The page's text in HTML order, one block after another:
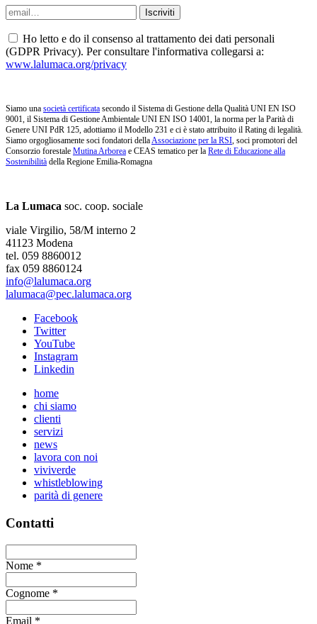
Ho letto e do il consenso al trattamento dei dati personali
(GDPR Privacy). Per consultare l'informativa collegarsi a:
www.lalumaca.org/privacy
Siamo una società certificata secondo il Sistema di Gestione della Qualità UNI EN ISO
9001, il Sistema di Gestione Ambientale UNI EN ISO 14001, la norma per la Parità di
Genere UNI PdR 125, adottiamo il Modello 231 e ci è stato attribuito il Rating di legalità.
Siamo orgogliosamente soci fondatori dellaAssociazione per la RSI, soci promotori del
Consorzio forestale Mutina Arborea e CEAS tematico per la Rete di Educazione alla
Sostenibilità della Regione Emilia-Romagna
La Lumaca soc. coop. sociale
viale Virgilio, 58/M interno 2
41123 Modena
tel. 059 8860012
fax 059 8860124
info@lalumaca.org
lalumaca@pec.lalumaca.org
Facebook
Twitter
YouTube
Instagram
Linkedin
home
chi siamo
clienti
servizi
news
lavora con noi
viviverde
whistleblowing
parità di genere
Contatti
Nome *
Cognome *
Email *